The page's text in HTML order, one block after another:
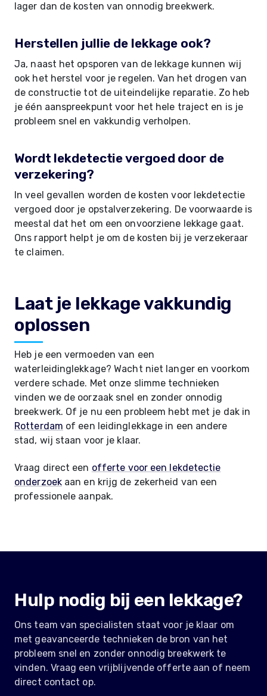
lager dan de kosten van onnodig breekwerk.
Herstellen jullie de lekkage ook?
Ja, naast het opsporen van de lekkage kunnen wij
ook het herstel voor je regelen. Van het drogen van
de constructie tot de uiteindelijke reparatie. Zo heb
je één aanspreekpunt voor het hele traject en is je
probleem snel en vakkundig verholpen.
Wordt lekdetectie vergoed door de
verzekering?
In veel gevallen worden de kosten voor lekdetectie
vergoed door je opstalverzekering. De voorwaarde is
meestal dat het om een onvoorziene lekkage gaat.
Ons rapport helpt je om de kosten bij je verzekeraar
te claimen.
Laat je lekkage vakkundig
oplossen
Heb je een vermoeden van een
waterleidinglekkage? Wacht niet langer en voorkom
verdere schade. Met onze slimme technieken
vinden we de oorzaak snel en zonder onnodig
breekwerk. Of je nu een probleem hebt met je dak in
Rotterdam of een leidinglekkage in een andere
stad, wij staan voor je klaar.
Vraag direct een offerte voor een lekdetectie
onderzoekaan en krijg de zekerheid van een
professionele aanpak.
Hulp nodig bij een lekkage?
Ons team van specialisten staat voor je klaar om
met geavanceerde technieken de bron van het
probleem snel en zonder onnodig breekwerk te
vinden. Vraag een vrijblijvende offerte aan of neem
direct contact op.